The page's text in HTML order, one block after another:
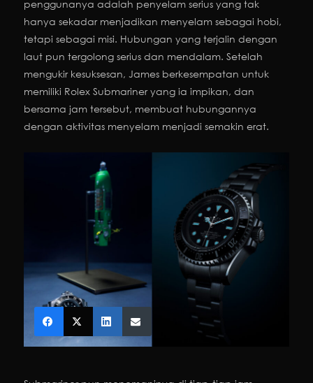
penggunanya adalah penyelam serius yang tak
hanya sekadar menjadikan menyelam sebagai hobi,
tetapi sebagai misi. Hubungan yang terjalin dengan
laut pun tergolong serius dan mendalam. Setelah
mengukir kesuksesan, James berkesempatan untuk
memiliki Rolex Submariner yang ia impikan, dan
bersama jam tersebut, membuat hubungannya
dengan aktivitas menyelam menjadi semakin erat.